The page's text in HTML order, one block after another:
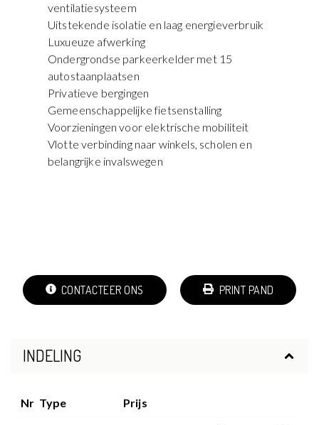
ventilatiesysteem
Uitstekende isolatie en laag energieverbruik
Luxueuze afwerking
Ondergrondse parkeerkelder met 15
autostaanplaatsen
Privatieve bergingen
Gemeenschappelijke fietsenstalling
Voorzieningen voor elektrische mobiliteit
Vlotte verbinding naar winkels, scholen en
belangrijke invalswegen
CONTACTEER ONS PRINT PAND
INDELING
Nr Type Prijs